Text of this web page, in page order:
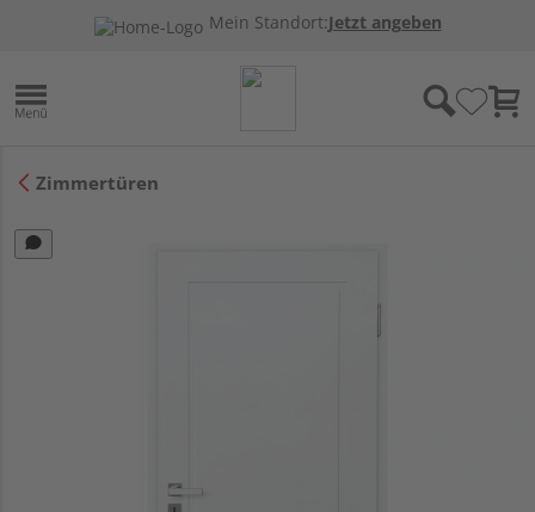
Mein Standort:Jetzt angeben
Zimmertüren